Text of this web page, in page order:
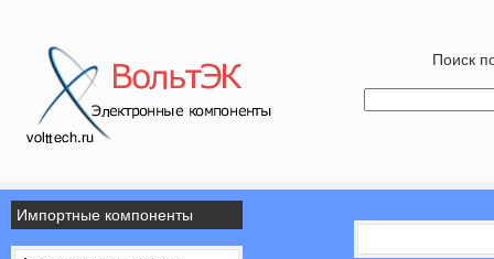
Поиск
Импортные компоненты